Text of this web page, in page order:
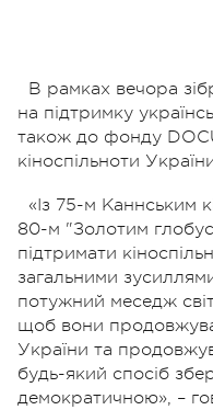
В рамках вечора
на підтримку
також до фонду
кіноспільноти
«Із 75-м Каннським
80-м "Золотим
підтримати
загальними
потужний меседж
щоб вони
України та
будь-який спосіб
демократичною», –